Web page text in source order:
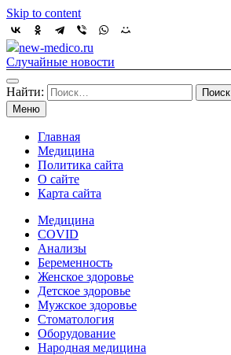
Skip to content
new-medico.ru
Случайные новости
Найти:
Меню
Главная
Медицина
Политика сайта
О сайте
Карта сайта
Медицина
COVID
Анализы
Беременность
Женское здоровье
Детское здоровье
Мужское здоровье
Стоматология
Оборудование
Народная медицина